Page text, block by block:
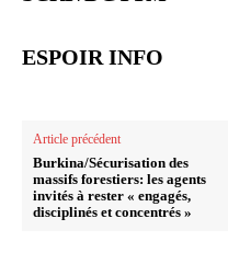
ESPOIR INFO
Article précédent
Burkina/Sécurisation des
massifs forestiers: les agents
invités à rester « engagés,
disciplinés et concentrés »